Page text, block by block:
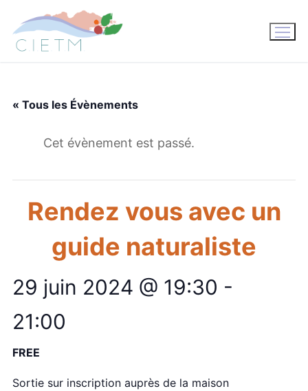
contenu
« Tous les Évènements
Cet évènement est passé.
Rendez vous avec un
guide naturaliste
29 juin 2024 @ 19:30 -
21:00
FREE
Sortie sur inscription auprès de la maison